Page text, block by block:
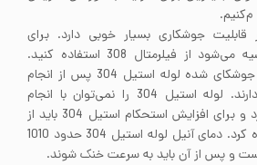
304 درزدار قابلیت جوشکاری بسیار خوبی دارد. برای
جوشکاری این آلیاژ توصیه می‌شود از فیلرمتال 308 استفاده کنید.
مقاطع ضخیم و سنگین جوشکای شده لوله استیل 304 پس از انجام
جوشکاری نیاز به آنیل دارند. لوله استیل 304 را نمی‌توان با انجام
عملیات حرارتی سخت کرد و برای افزایش استحکام استیل 304 باید از
فرآیندهای کارسرد استفاده کرد. دمای آنیل لوله استیل 304 حدود 1010